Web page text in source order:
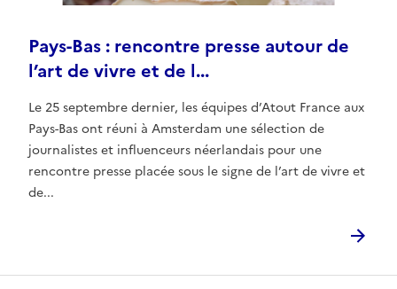
Pays-Bas : rencontre presse autour de
l’art de vivre et de l...
Le 25 septembre dernier, les équipes d’Atout France aux
Pays-Bas ont réuni à Amsterdam une sélection de
journalistes et influenceurs néerlandais pour une
rencontre presse placée sous le signe de l’art de vivre et
de...